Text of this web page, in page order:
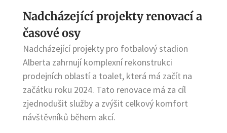
Nadcházející projekty renovací a
časové osy
Nadcházející projekty pro fotbalový stadion
Alberta zahrnují komplexní rekonstrukci
prodejních oblastí a toalet, která má začít na
začátku roku 2024. Tato renovace má za cíl
zjednodušit služby a zvýšit celkový komfort
návštěvníků během akcí.